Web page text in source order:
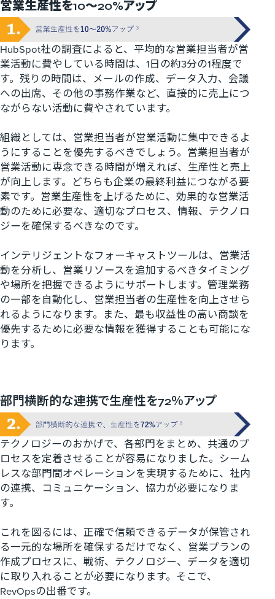
営業生産性を10〜20%アップ
HubSpot社の調査によると、平均的な営業担当者が営
業活動に費やしている時間は、 1日の約3分の1程度で
す。残りの時間は、メールの作成、データ入力、会議
への出席、その他の事務作業など、直接的に売上につ
ながらない活動に費やされています。
組織としては、営業担当者が営業活動に集中できるよ
うにすることを優先するべきでしょう。営業担当者が
営業活動に専念できる時間が増えれば、生産性と売上
が向上します。どちらも企業の最終利益につながる要
素です。営業生産性を上げるために、効果的な営業活
動のために必要な、適切なプロセス、情報、テクノロ
ジーを確保するべきなのです。
インテリジェントなフォーキャストツールは、営業活
動を分析し、営業リソースを追加するべきタイミング
や場所を把握できるようにサポートします。管理業務
の一部を自動化し、営業担当者の生産性を向上させら
れるようになります。また、最も収益性の高い商談を
優先するために必要な情報を獲得することも可能にな
ります。
部門横断的な連携で生産性を72％アップ
テクノロジーのおかげで、各部門をまとめ、共通のプ
ロセスを定着させることが容易になりました。シーム
レスな部門間オペレーションを実現するために、社内
の連携、コミュニケーション、協力が必要になりま
す。
これを図るには、正確で信頼できるデータが保管され
る一元的な場所を確保するだけでなく、営業プランの
作成プロセスに、戦術、テクノロジー、データを適切
に取り入れることが必要になります。そこで、
RevOpsの出番です。